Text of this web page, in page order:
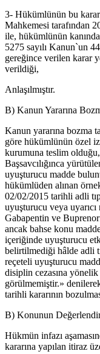
3- Hükümlünün bu
Mahkemesi tarafından
ile, hükümlünün
5275 sayılı Kanun`un
gereğince verilen karar
verildiği,
Anlaşılmıştır.
B) Kanun Yararına
Kanun yararına bozma
göre hükümlünün özel
kurumuna teslim
Başsavcılığınca
uyuşturucu madde
hükümlüden alınan
02/02/2015 tarihli adli
uyuşturucu veya
Gabapentin ve
ancak bahse konu
içeriğinde uyuşturucu
belirtilmediği hâlde adli
reçeteli uyuşturucu
disiplin cezasına
görülmemiştir.»
tarihli kararının
B) Konunun
Hükmün infazı
kararına yapılan itiraz